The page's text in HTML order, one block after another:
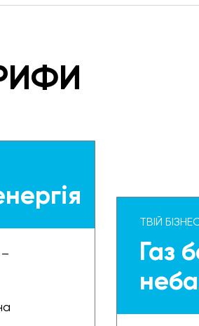
ТВІЙ
Газ